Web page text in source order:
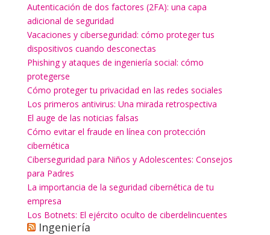
Autenticación de dos factores (2FA): una capa
adicional de seguridad
Vacaciones y ciberseguridad: cómo proteger tus
dispositivos cuando desconectas
Phishing y ataques de ingeniería social: cómo
protegerse
Cómo proteger tu privacidad en las redes sociales
Los primeros antivirus: Una mirada retrospectiva
El auge de las noticias falsas
Cómo evitar el fraude en línea con protección
cibernética
Ciberseguridad para Niños y Adolescentes: Consejos
para Padres
La importancia de la seguridad cibernética de tu
empresa
Los Botnets: El ejército oculto de ciberdelincuentes
Ingeniería